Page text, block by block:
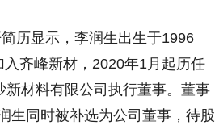
历显示，李润生出生于1996
齐峰新材，2020年1月起历任
材料有限公司执行董事。董事
生同时被补选为公司董事，待股